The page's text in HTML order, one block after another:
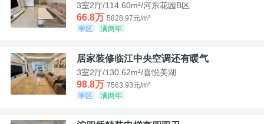
3室2厅/114.60m²/河东花园B区
66.8万 5828.97元/m²
学区
满两年
居家装修临江中央空调还有暖气
3室2厅/130.62m²/喜悦美湖
98.8万 7563.93元/m²
学区
满两年